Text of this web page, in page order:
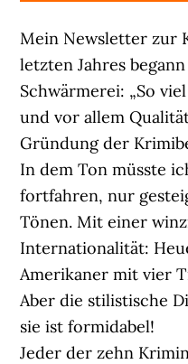
Mein Newsletter zur
letzten Jahres
Schwärmerei: „So
und vor allem
Gründung der
In dem Ton müsste
fortfahren, nur
Tönen. Mit einer
Internationalität:
Amerikaner mit vier
Aber die stilistische
sie ist formidabel!
Jeder der zehn